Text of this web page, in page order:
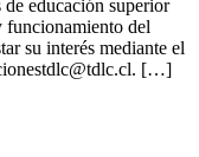
educación superior
funcionamiento del
su interés mediante el
. […]